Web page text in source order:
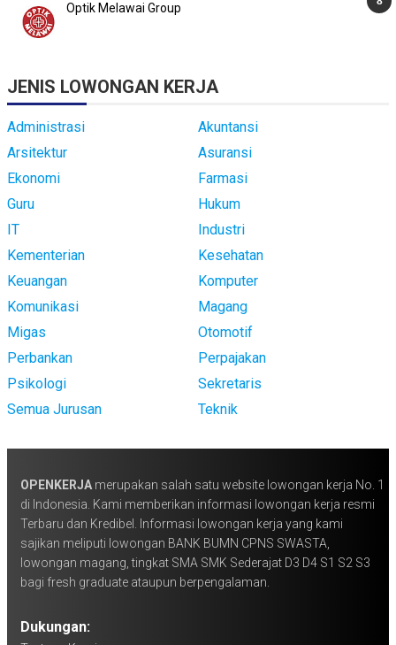
Optik Melawai Group
JENIS LOWONGAN KERJA
Administrasi
Akuntansi
Arsitektur
Asuransi
Ekonomi
Farmasi
Guru
Hukum
IT
Industri
Kementerian
Kesehatan
Keuangan
Komputer
Komunikasi
Magang
Migas
Otomotif
Perbankan
Perpajakan
Psikologi
Sekretaris
Semua Jurusan
Teknik
OPENKERJA merupakan salah satu website lowongan kerja No. 1
di Indonesia. Kami memberikan informasi lowongan kerja resmi
Terbaru dan Kredibel. Informasi lowongan kerja yang kami
sajikan meliputi lowongan BANK BUMN CPNS SWASTA,
lowongan magang, tingkat SMA SMK Sederajat D3 D4 S1 S2 S3
bagi fresh graduate ataupun berpengalaman.
Dukungan: